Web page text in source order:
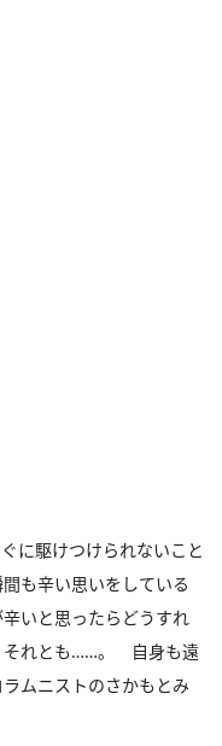
に駆けつけられないこと
も辛い思いをしている
いと思ったらどうすれ
れとも……。 自身も遠
ムニストのさかもとみ